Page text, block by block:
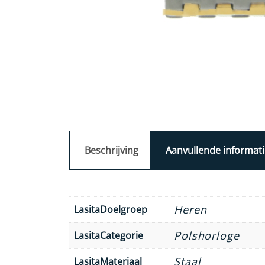
Beschrijving Aanvullende
LasitaDoelgroep Heren
LasitaCategorie Polshorloge
LasitaMateriaal Staal